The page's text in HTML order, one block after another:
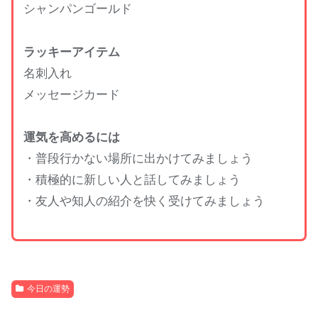
シャンパンゴールド
ラッキーアイテム
名刺入れ
メッセージカード
運気を高めるには
・普段行かない場所に出かけてみましょう
・積極的に新しい人と話してみましょう
・友人や知人の紹介を快く受けてみましょう
今日の運勢